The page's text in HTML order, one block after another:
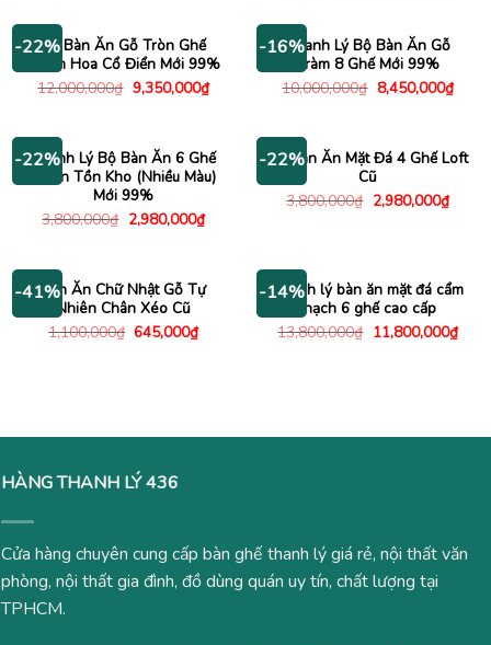
-22%Bộ Bàn Ăn Gỗ Tròn Ghế
Chạm Hoa Cổ Điển Mới 99%
12,000,000₫ Giá
gốc
9,350,000₫Giá
hiện
9,350,000₫.
-16%Thanh Lý Bộ Bàn Ăn Gỗ
Tràm 8 Ghế Mới 99%
10,000,000₫ Giá
gốc
8,450,000₫Giá
hiện
-22%
Thanh Lý Bộ Bàn Ăn 6 Ghế
Cabin Tồn Kho (Nhiều Màu)
Mới 99%
3,800,000₫ Giá
gốc
2,980,000₫Giá
hiện
2,980,000₫.
-22%
Bộ Bàn Ăn Mặt Đá 4 Ghế Loft
Cũ
3,800,000₫ Giá
gốc
2,980,000₫Giá
hiện
-41%Bàn Ăn Chữ Nhật Gỗ Tự
Nhiên Chân Xéo Cũ
1,100,000₫ Giá
645,000₫Giá
hiện
-14%
Thanh lý bàn ăn mặt đá cẩm
thạch 6 ghế cao cấp
13,800,000₫ Giá
gốc
11,800,000₫Giá
hiện
HÀNG THANH LÝ 436
Cửa hàng chuyên cung cấp bàn ghế thanh lý giá rẻ, nội thất văn
phòng, nội thất gia đình, đồ dùng quán uy tín, chất lượng tại
TPHCM.